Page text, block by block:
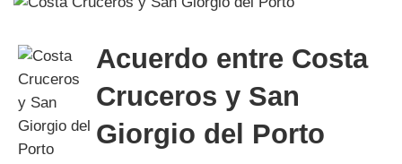
Acuerdo entre Costa
Cruceros y San
Giorgio del Porto